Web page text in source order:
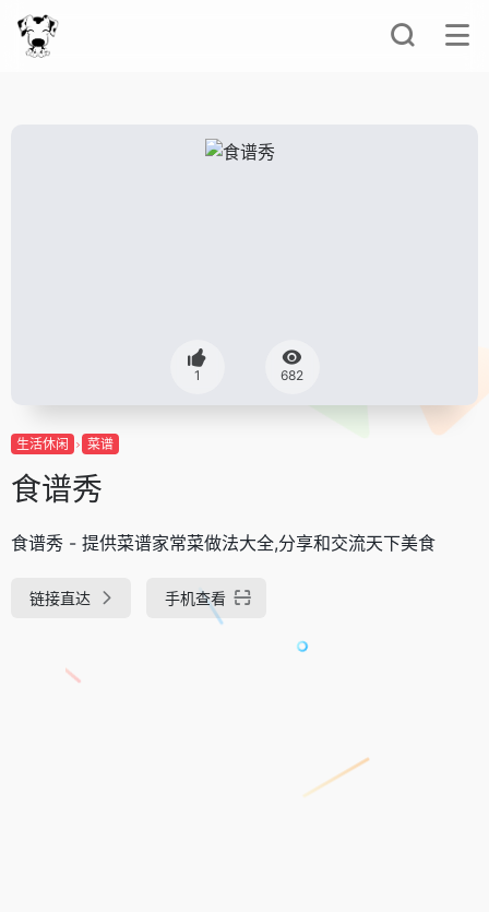
1 682
生活休闲 菜谱
食谱秀
食谱秀 - 提供菜谱家常菜做法大全,分享和交流天下美食
链接直达 手机查看